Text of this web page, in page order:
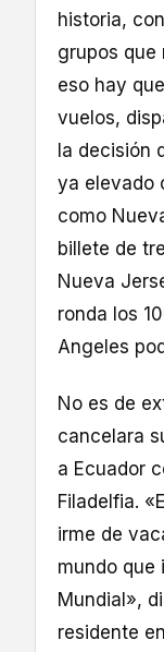
historia,
grupos que
eso hay
vuelos,
la decisión
ya elevado
como
billete de
Nueva
ronda los
Angeles
No es de
cancelara
a Ecuador
Filadelfia.
irme de
mundo que
Mundial»,
residente